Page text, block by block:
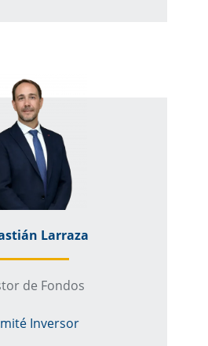
Larraza
de Fondos
Inversor